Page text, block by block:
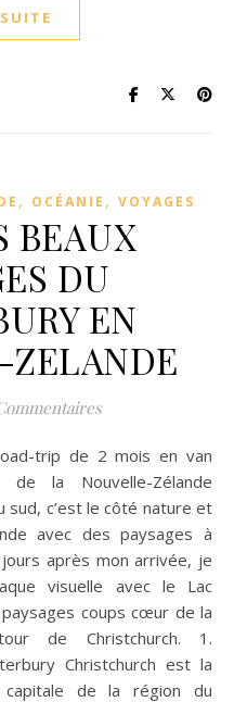
, OCÉANIE , VOYAGES
BEAUX
DU
EN
la Nouvelle-Zélande
sud, c’est le côté nature et
avec des paysages à
après mon arrivée, je
visuelle avec le Lac
coups cœur de la
de Christchurch. 1.
Christchurch est la
de la région du